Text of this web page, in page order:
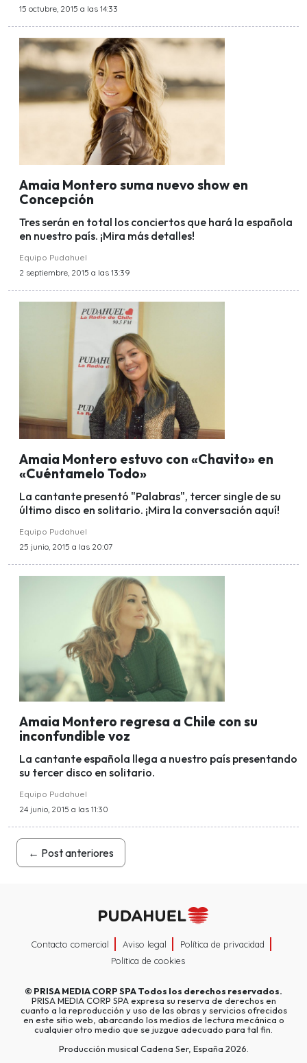
15 octubre, 2015 a las 14:33
Amaia Montero suma nuevo show en
Concepción
Tres serán en total los conciertos que hará la española
en nuestro país. ¡Mira más detalles!
Equipo Pudahuel
2 septiembre, 2015 a las 13:39
Amaia Montero estuvo con «Chavito» en
«Cuéntamelo Todo»
La cantante presentó "Palabras", tercer single de su
último disco en solitario. ¡Mira la conversación aquí!
Equipo Pudahuel
25 junio, 2015 a las 20:07
Amaia Montero regresa a Chile con su
inconfundible voz
La cantante española llega a nuestro país presentando
su tercer disco en solitario.
Equipo Pudahuel
24 junio, 2015 a las 11:30
← Post anteriores
Contacto comercial Aviso legal
Política de privacidad
Política de cookies
© PRISA MEDIA CORP SPATodos los derechos reservados.
PRISA MEDIA CORP SPA expresa su reserva de derechos en
cuanto a la reproducción y uso de las obras y servicios ofrecidos
en este sitio web, abarcando los medios de lectura mecánica o
cualquier otro medio que se juzgue adecuado para tal fin.
Producción musical Cadena Ser, España 2026.